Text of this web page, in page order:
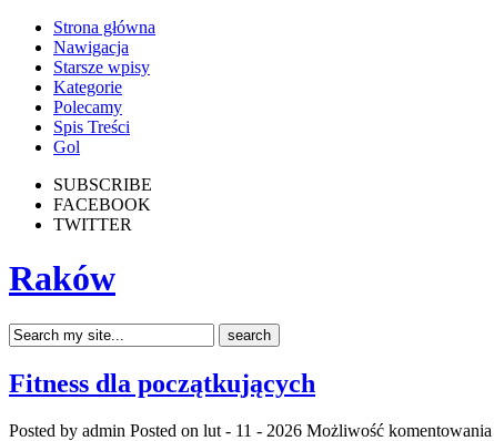
Strona główna
Nawigacja
Starsze wpisy
Kategorie
Polecamy
Spis Treści
Gol
SUBSCRIBE
FACEBOOK
TWITTER
Raków
Fitness dla początkujących
Posted by admin Posted on lut - 11 - 2026 Możliwość komentowania